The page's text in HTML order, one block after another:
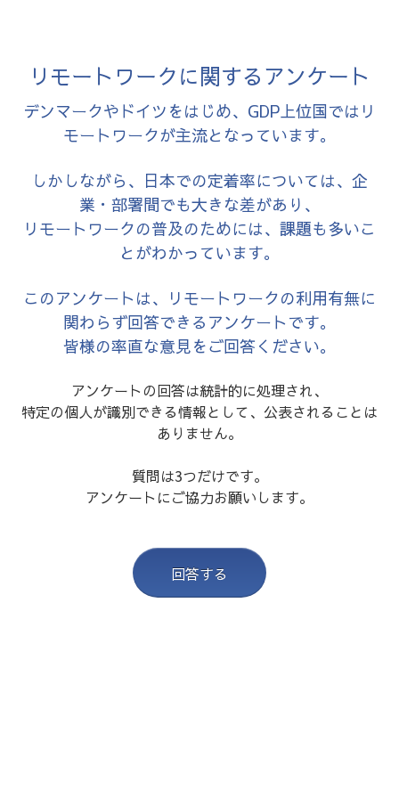
リモートワークに関するアンケート
デンマークやドイツをはじめ、GDP上位国ではリ
モートワークが主流となっています。
しかしながら、日本での定着率については、企
業・部署間でも大きな差があり、
リモートワークの普及のためには、課題も多いこ
とがわかっています。
このアンケートは、リモートワークの利用有無に
関わらず回答できるアンケートです。
皆様の率直な意見をご回答ください。
アンケートの回答は統計的に処理され、
特定の個人が識別できる情報として、公表されることは
ありません。
質問は3つだけです。
アンケートにご協力お願いします。
回答する